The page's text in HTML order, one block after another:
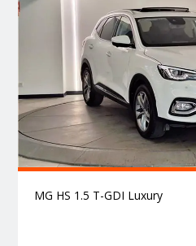
MG HS 1.5 T-GDI Luxury